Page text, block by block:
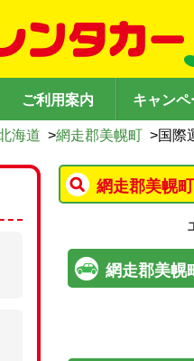
ご利用案内 キャンペ
海道 >網走郡美幌町 >国際
網走郡美幌
網走郡美幌